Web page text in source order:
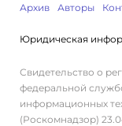
Архив
Авторы
Юридическая
Свидетельство о
федеральной
информационных
(Роскомнадзор)